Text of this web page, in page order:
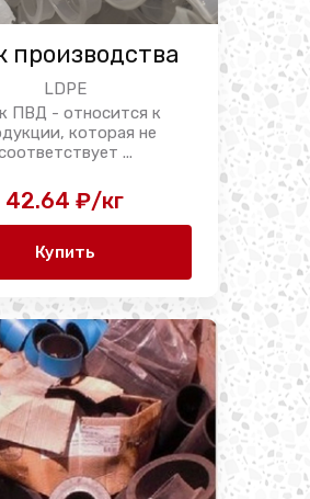
производства
LDPE
ПВД - относится к
которая не
...
42.64 ₽/кг
Купить